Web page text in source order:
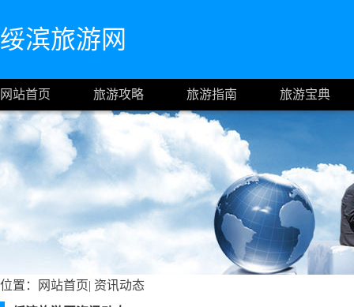
绥滨旅游网
网站首页 旅游攻略 旅游指南 旅游宝典
位置： 网站首页| 资讯动态